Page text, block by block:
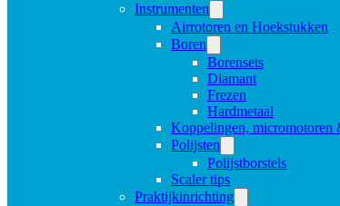
Instrumenten
Airrotoren en Hoekstukken
Boren
Borensets
Diamant
Frezen
Hardmetaal
Koppelingen, micromotoren
Polijsten
Polijstborstels
Scaler tips
Praktijkinrichting